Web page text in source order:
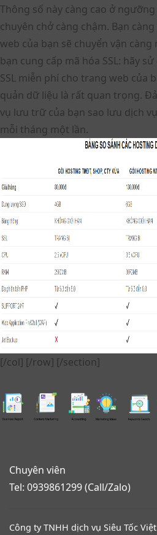
Thông số này càng cao ở
chuyên chở càng chậm. Bạn
web của bạn sẽ chuyển vận càng
bạn cung cấp mã hóa SSL: hãy
SSL miễn phí cho trang web của
quản dữ liệu là rất quan trọng.
vụ lưu trữ của bạn sao lưu dịch
mỗi tháng một lần.
[/col] [/row] [/section]
Chuyên viên
Tel: 0939861299 (Call/Zalo)
Công ty TNHH dịch vụ Siêu Tốc Việt